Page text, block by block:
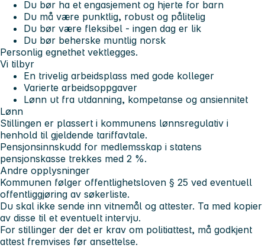
Du bør ha et engasjement og hjerte for barn
Du må være punktlig, robust og pålitelig
Du bør være fleksibel - ingen dag er lik
Du bør beherske muntlig norsk
Personlig egnethet vektlegges.
Vi tilbyr
En trivelig arbeidsplass med gode kolleger
Varierte arbeidsoppgaver
Lønn ut fra utdanning, kompetanse og ansiennitet
Lønn
Stillingen er plassert i kommunens lønnsregulativ i
henhold til gjeldende tariffavtale.
Pensjonsinnskudd for medlemsskap i statens
pensjonskasse trekkes med 2 %.
Andre opplysninger
Kommunen følger offentlighetsloven § 25 ved eventuell
offentliggjøring av søkerliste.
Du skal ikke sende inn vitnemål og attester. Ta med kopier
av disse til et eventuelt intervju.
For stillinger der det er krav om politiattest, må godkjent
attest fremvises før ansettelse.